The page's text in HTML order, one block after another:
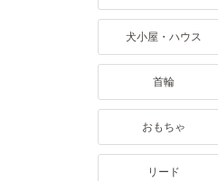
犬小屋・ハウス
首輪
おもちゃ
リード